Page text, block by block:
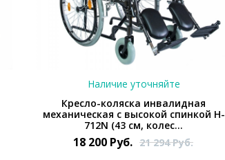
Наличие уточняйте
Кресло-коляска инвалидная
механическая с высокой спинкой H-
712N (43 см, колес...
18 200 Руб. 21 294Руб.